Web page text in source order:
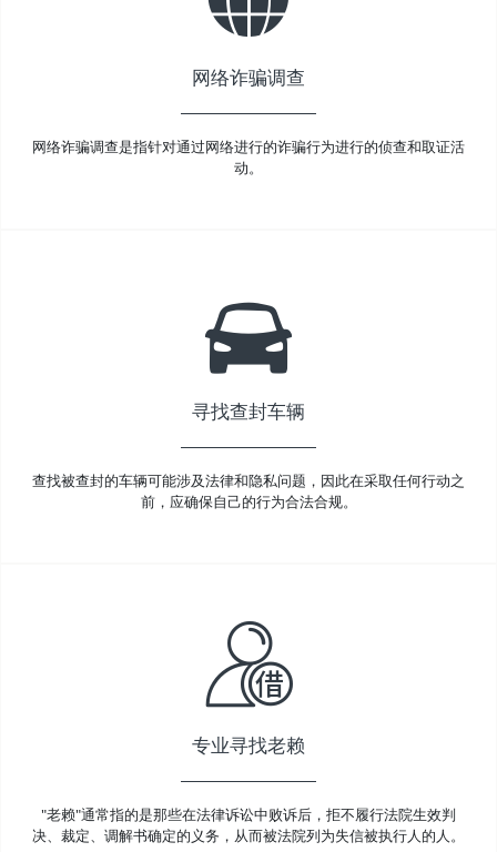
网络诈骗调查
网络诈骗调查是指针对通过网络进行的诈骗行为进行的侦查和取证活
动。
寻找查封车辆
查找被查封的车辆可能涉及法律和隐私问题，因此在采取任何行动之
前，应确保自己的行为合法合规。
专业寻找老赖
"老赖"通常指的是那些在法律诉讼中败诉后，拒不履行法院生效判
决、裁定、调解书确定的义务，从而被法院列为失信被执行人的人。